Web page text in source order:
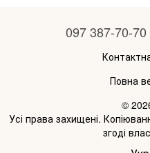
097 387-70-70
Повна
©
Усі права захищені.
згоді